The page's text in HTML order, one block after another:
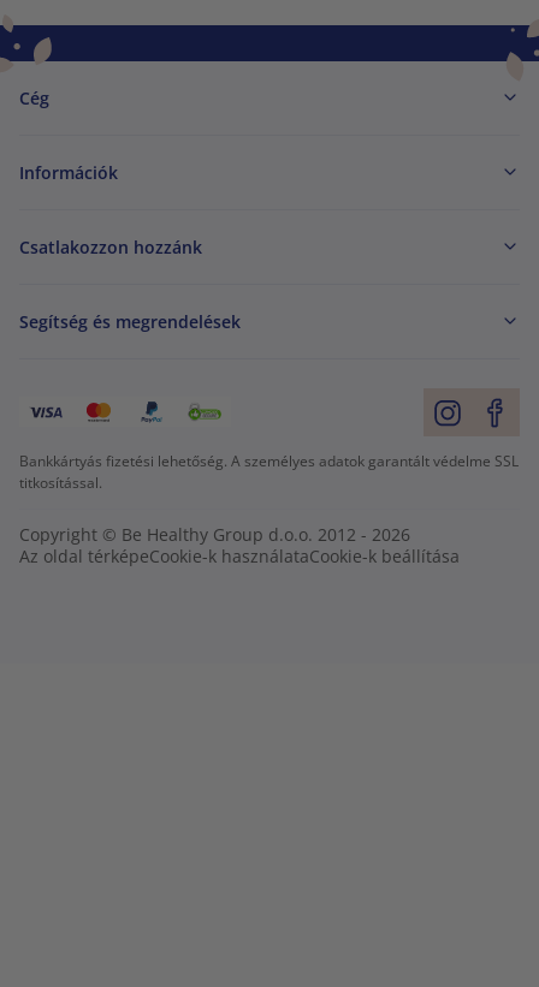
Cég
Információk
Csatlakozzon hozzánk
Segítség és megrendelések
Bankkártyás fizetési lehetőség. A személyes adatok garantált védelme SSL
titkosítással.
Copyright © Be Healthy Group d.o.o. 2012 - 2026
Az oldal térképeCookie-k használataCookie-k beállítása